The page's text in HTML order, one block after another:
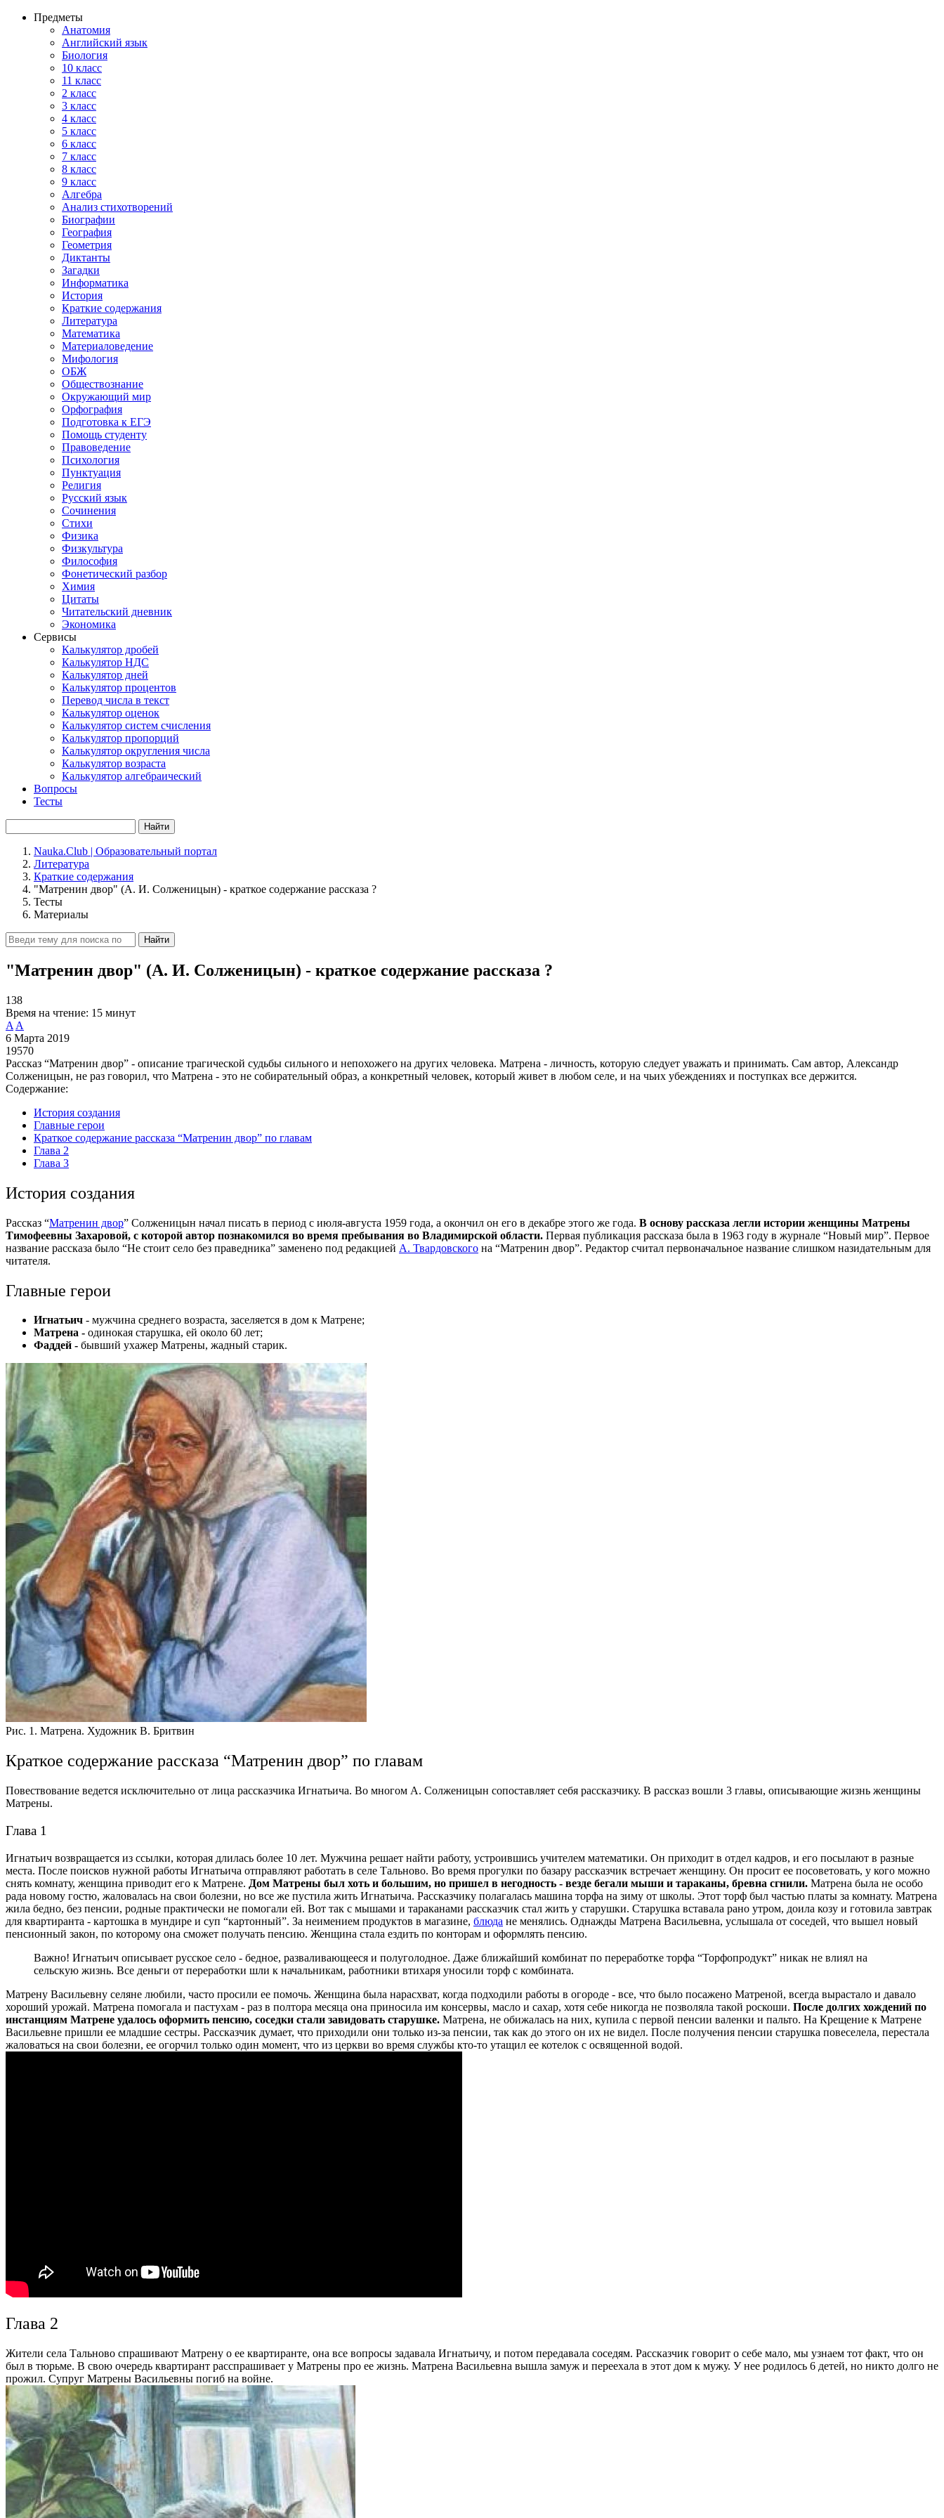
Предметы
Анатомия
Английский язык
Биология
10 класс
11 класс
2 класс
3 класс
4 класс
5 класс
6 класс
7 класс
8 класс
9 класс
Алгебра
Анализ стихотворений
Биографии
География
Геометрия
Диктанты
Загадки
Информатика
История
Краткие содержания
Литература
Математика
Материаловедение
Мифология
ОБЖ
Обществознание
Окружающий мир
Орфография
Подготовка к ЕГЭ
Помощь студенту
Правоведение
Психология
Пунктуация
Религия
Русский язык
Сочинения
Стихи
Физика
Физкультура
Философия
Фонетический разбор
Химия
Цитаты
Читательский дневник
Экономика
Сервисы
Калькулятор дробей
Калькулятор НДС
Калькулятор дней
Калькулятор процентов
Перевод числа в текст
Калькулятор оценок
Калькулятор систем счисления
Калькулятор пропорций
Калькулятор округления числа
Калькулятор возраста
Калькулятор алгебраический
Вопросы
Тесты
Найти
Nauka.Club | Образовательный портал
Литература
Краткие содержания
"Матренин двор" (А. И. Солженицын) - краткое содержание рассказа ?
Тесты
Материалы
Найти
"Матренин двор" (А. И. Солженицын) - краткое содержание рассказа ?
138
Время на чтение: 15 минут
A A
6 Марта 2019
19570
Рассказ “Матренин двор” - описание трагической судьбы сильного и непохожего на других человека. Матрена - личность, которую следует уважать и принимать. Сам автор, Александр
Солженицын, не раз говорил, что Матрена - это не собирательный образ, а конкретный человек, который живет в любом селе, и на чьих убеждениях и поступках все держится.
Содержание:
История создания
Главные герои
Краткое содержание рассказа “Матренин двор” по главам
Глава 2
Глава 3
История создания
Рассказ “Матренин двор” Солженицын начал писать в период с июля-августа 1959 года, а окончил он его в декабре этого же года. В основу рассказа легли истории женщины Матрены
Тимофеевны Захаровой, с которой автор познакомился во время пребывания во Владимирской области. Первая публикация рассказа была в 1963 году в журнале “Новый мир”. Первое
название рассказа было “Не стоит село без праведника” заменено под редакцией А. Твардовского на “Матренин двор”. Редактор считал первоначальное название слишком назидательным для
читателя.
Главные герои
Игнатьич - мужчина среднего возраста, заселяется в дом к Матрене;
Матрена - одинокая старушка, ей около 60 лет;
Фаддей - бывший ухажер Матрены, жадный старик.
Рис. 1. Матрена. Художник В. Бритвин
Краткое содержание рассказа “Матренин двор” по главам
Повествование ведется исключительно от лица рассказчика Игнатьича. Во многом А. Солженицын сопоставляет себя рассказчику. В рассказ вошли 3 главы, описывающие жизнь женщины
Матрены.
Глава 1
Игнатьич возвращается из ссылки, которая длилась более 10 лет. Мужчина решает найти работу, устроившись учителем математики. Он приходит в отдел кадров, и его посылают в разные
места. После поисков нужной работы Игнатьича отправляют работать в селе Тальново. Во время прогулки по базару рассказчик встречает женщину. Он просит ее посоветовать, у кого можно
снять комнату, женщина приводит его к Матрене. Дом Матрены был хоть и большим, но пришел в негодность - везде бегали мыши и тараканы, бревна сгнили. Матрена была не особо
рада новому гостю, жаловалась на свои болезни, но все же пустила жить Игнатьича. Рассказчику полагалась машина торфа на зиму от школы. Этот торф был частью платы за комнату. Матрена
жила бедно, без пенсии, родные практически не помогали ей. Вот так с мышами и тараканами рассказчик стал жить у старушки. Старушка вставала рано утром, доила козу и готовила завтрак
для квартиранта - картошка в мундире и суп “картонный”. За неимением продуктов в магазине, блюда не менялись. Однажды Матрена Васильевна, услышала от соседей, что вышел новый
пенсионный закон, по которому она сможет получать пенсию. Женщина стала ездить по конторам и оформлять пенсию.
Важно! Игнатьич описывает русское село - бедное, разваливающееся и полуголодное. Даже ближайший комбинат по переработке торфа “Торфопродукт” никак не влиял на
сельскую жизнь. Все деньги от переработки шли к начальникам, работники втихаря уносили торф с комбината.
Матрену Васильевну селяне любили, часто просили ее помочь. Женщина была нарасхват, когда подходили работы в огороде - все, что было посажено Матреной, всегда вырастало и давало
хороший урожай. Матрена помогала и пастухам - раз в полтора месяца она приносила им консервы, масло и сахар, хотя себе никогда не позволяла такой роскоши. После долгих хождений по
инстанциям Матрене удалось оформить пенсию, соседки стали завидовать старушке. Матрена, не обижалась на них, купила с первой пенсии валенки и пальто. На Крещение к Матрене
Васильевне пришли ее младшие сестры. Рассказчик думает, что приходили они только из-за пенсии, так как до этого он их не видел. После получения пенсии старушка повеселела, перестала
жаловаться на свои болезни, ее огорчил только один момент, что из церкви во время службы кто-то утащил ее котелок с освященной водой.
Глава 2
Жители села Тальново спрашивают Матрену о ее квартиранте, она все вопросы задавала Игнатьичу, и потом передавала соседям. Рассказчик говорит о себе мало, мы узнаем тот факт, что он
был в тюрьме. В свою очередь квартирант расспрашивает у Матрены про ее жизнь. Матрена Васильевна вышла замуж и переехала в этот дом к мужу. У нее родилось 6 детей, но никто долго не
прожил. Супруг Матрены Васильевны погиб на войне.